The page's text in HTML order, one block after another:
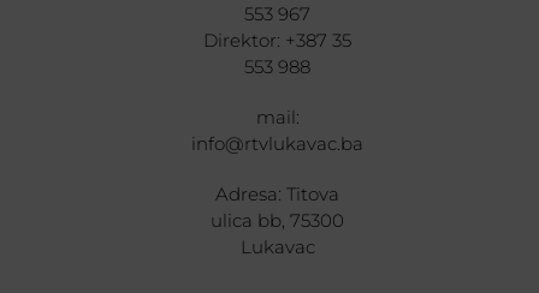
553 967
Direktor: +387 35
553 988
mail:
info@rtvlukavac.ba
Adresa: Titova
ulica bb, 75300
Lukavac